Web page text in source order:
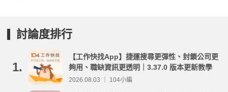
討論度排行
1.
【工作快找App】捷運搜尋更彈性、封鎖公司更
夠用、職缺資訊更透明｜3.37.0 版本更新教學
2026.08.03 ｜ 104小編